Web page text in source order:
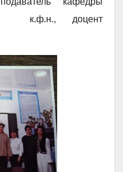
к.ф.н., доцент